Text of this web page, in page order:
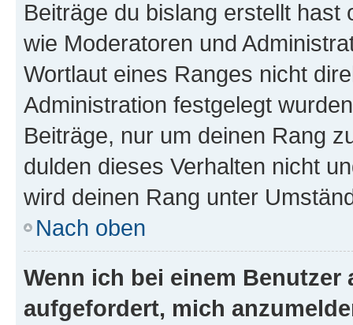
Beiträge du bislang erstellt
wie Moderatoren und
Wortlaut eines Ranges nicht
Administration festgelegt
Beiträge, nur um deinen Rang
dulden dieses Verhalten nicht
wird deinen Rang unter
Nach oben
Wenn ich bei einem
aufgefordert, mich